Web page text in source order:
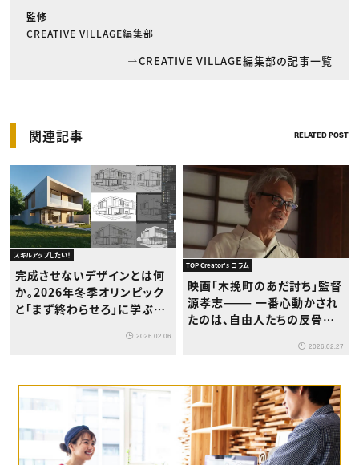
監修
CREATIVE VILLAGE編集部
CREATIVE VILLAGE編集部の記事一覧
関連記事 RELATED POST
スキルアップしたい！
完成させないデザインとは何
か。2026年冬季オリンピック
と「まず終わらせろ」に学ぶ、
2026.02.06
TOP Creator's コラム
映画「木挽町のあだ討ち」監督
源孝志——— 一番心動かされ
たのは、自由人たちの反骨精
2026.02.27